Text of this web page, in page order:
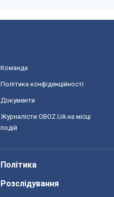
Команда
Політика конфіденційності
Документи
Журналісти OBOZ.UA на місці
подій
Політика
Розслідування